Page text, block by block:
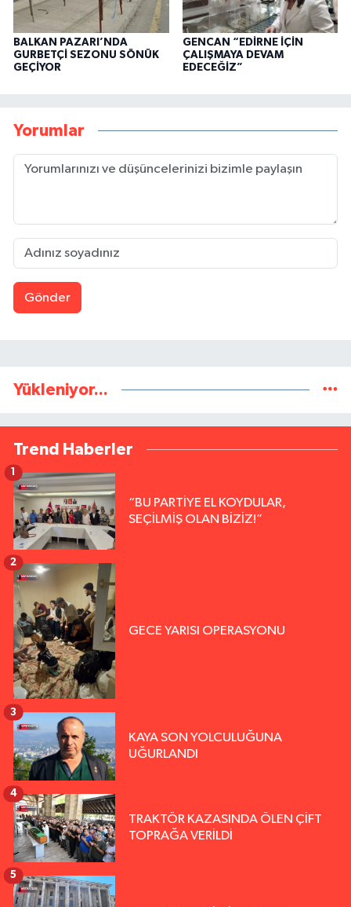
BALKAN PAZARI’NDA
GURBETÇİ SEZONU SÖNÜK
GEÇİYOR
GENCAN “EDİRNE İÇİN
ÇALIŞMAYA DEVAM
EDECEĞİZ”
Yorumlar
Gönder
Yükleniyor...
Trend Haberler
“BU PARTİYE EL KOYDULAR,
SEÇİLMİŞ OLAN BİZİZ!”
GECE YARISI OPERASYONU
2
KAYA SON YOLCULUĞUNA
UĞURLANDI
3
TRAKTÖR KAZASINDA ÖLEN ÇİFT
TOPRAĞA VERİLDİ
4
5